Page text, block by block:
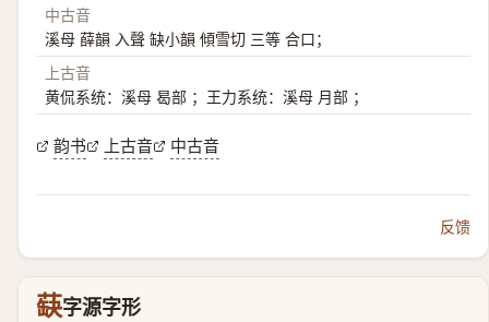
中古音
溪母 薛韻 入聲 缺小韻 傾雪切 三等 合口；
上古音
黄侃系统：溪母 曷部 ；王力系统：溪母 月部 ；
韵书 上古音 中古音
反馈
蒛字源字形